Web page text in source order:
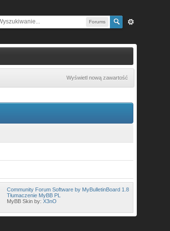
Forums
Wyświetl nową zawartość
Community Forum Software by MyBulletinBoard 1.8
Tłumaczenie MyBB PL
MyBB Skin by:X3nO